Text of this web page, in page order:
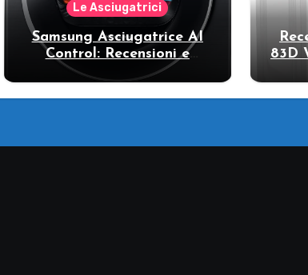
Le Asciugatrici
Samsung Asciugatrice AI
Control: Recensioni e
vantaggi del modello
pompa di calore
83D
a